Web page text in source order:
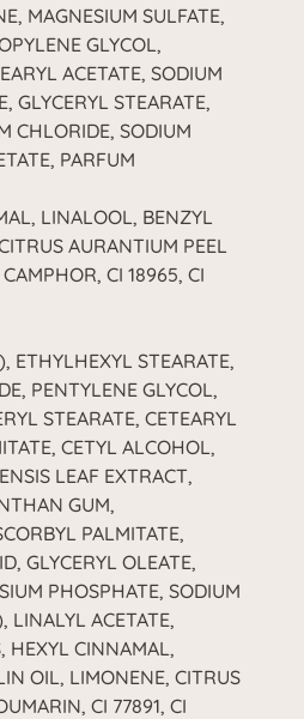
MAGNESIUM SULFATE,
GLYCOL,
ACETATE, SODIUM
GLYCERYL STEARATE,
CHLORIDE, SODIUM
PARFUM
LINALOOL, BENZYL
AURANTIUM PEEL
CI 18965, CI
STEARATE,
PENTYLENE GLYCOL,
STEARATE, CETEARYL
CETYL ALCOHOL,
LEAF EXTRACT,
GUM,
PALMITATE,
GLYCERYL OLEATE,
PHOSPHATE, SODIUM
LINALYL ACETATE,
HEXYL CINNAMAL,
OIL, LIMONENE, CITRUS
CI 77891, CI